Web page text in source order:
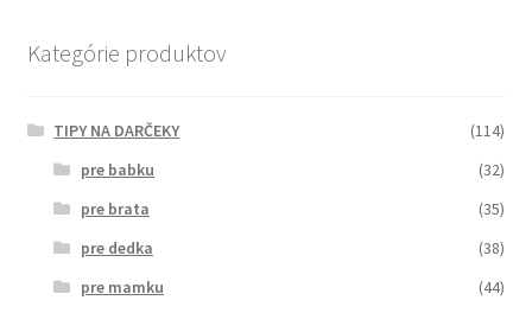
Kategórie produktov
TIPY NA DARČEKY
(114)
pre babku
(32)
pre brata
(35)
pre dedka
(38)
pre mamku
(44)